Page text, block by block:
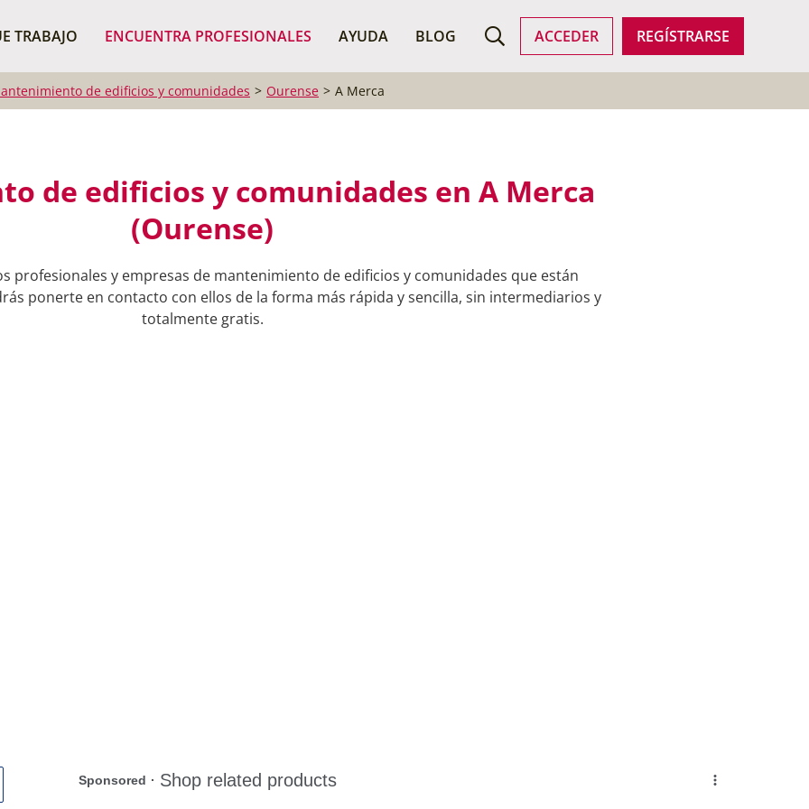
TRABAJO ENCUENTRA PROFESIONALES AYUDA BLOG ACCEDER REGÍSTRARSE
BUSCAR PROFESIONALES
de edificios y comunidades Ourense A Merca
de edificios y comunidades en A Merca
(Ourense)
profesionales y empresas de mantenimiento de edificios y comunidades que están
ponerte en contacto con ellos de la forma más rápida y sencilla, sin intermediarios y
totalmente gratis.